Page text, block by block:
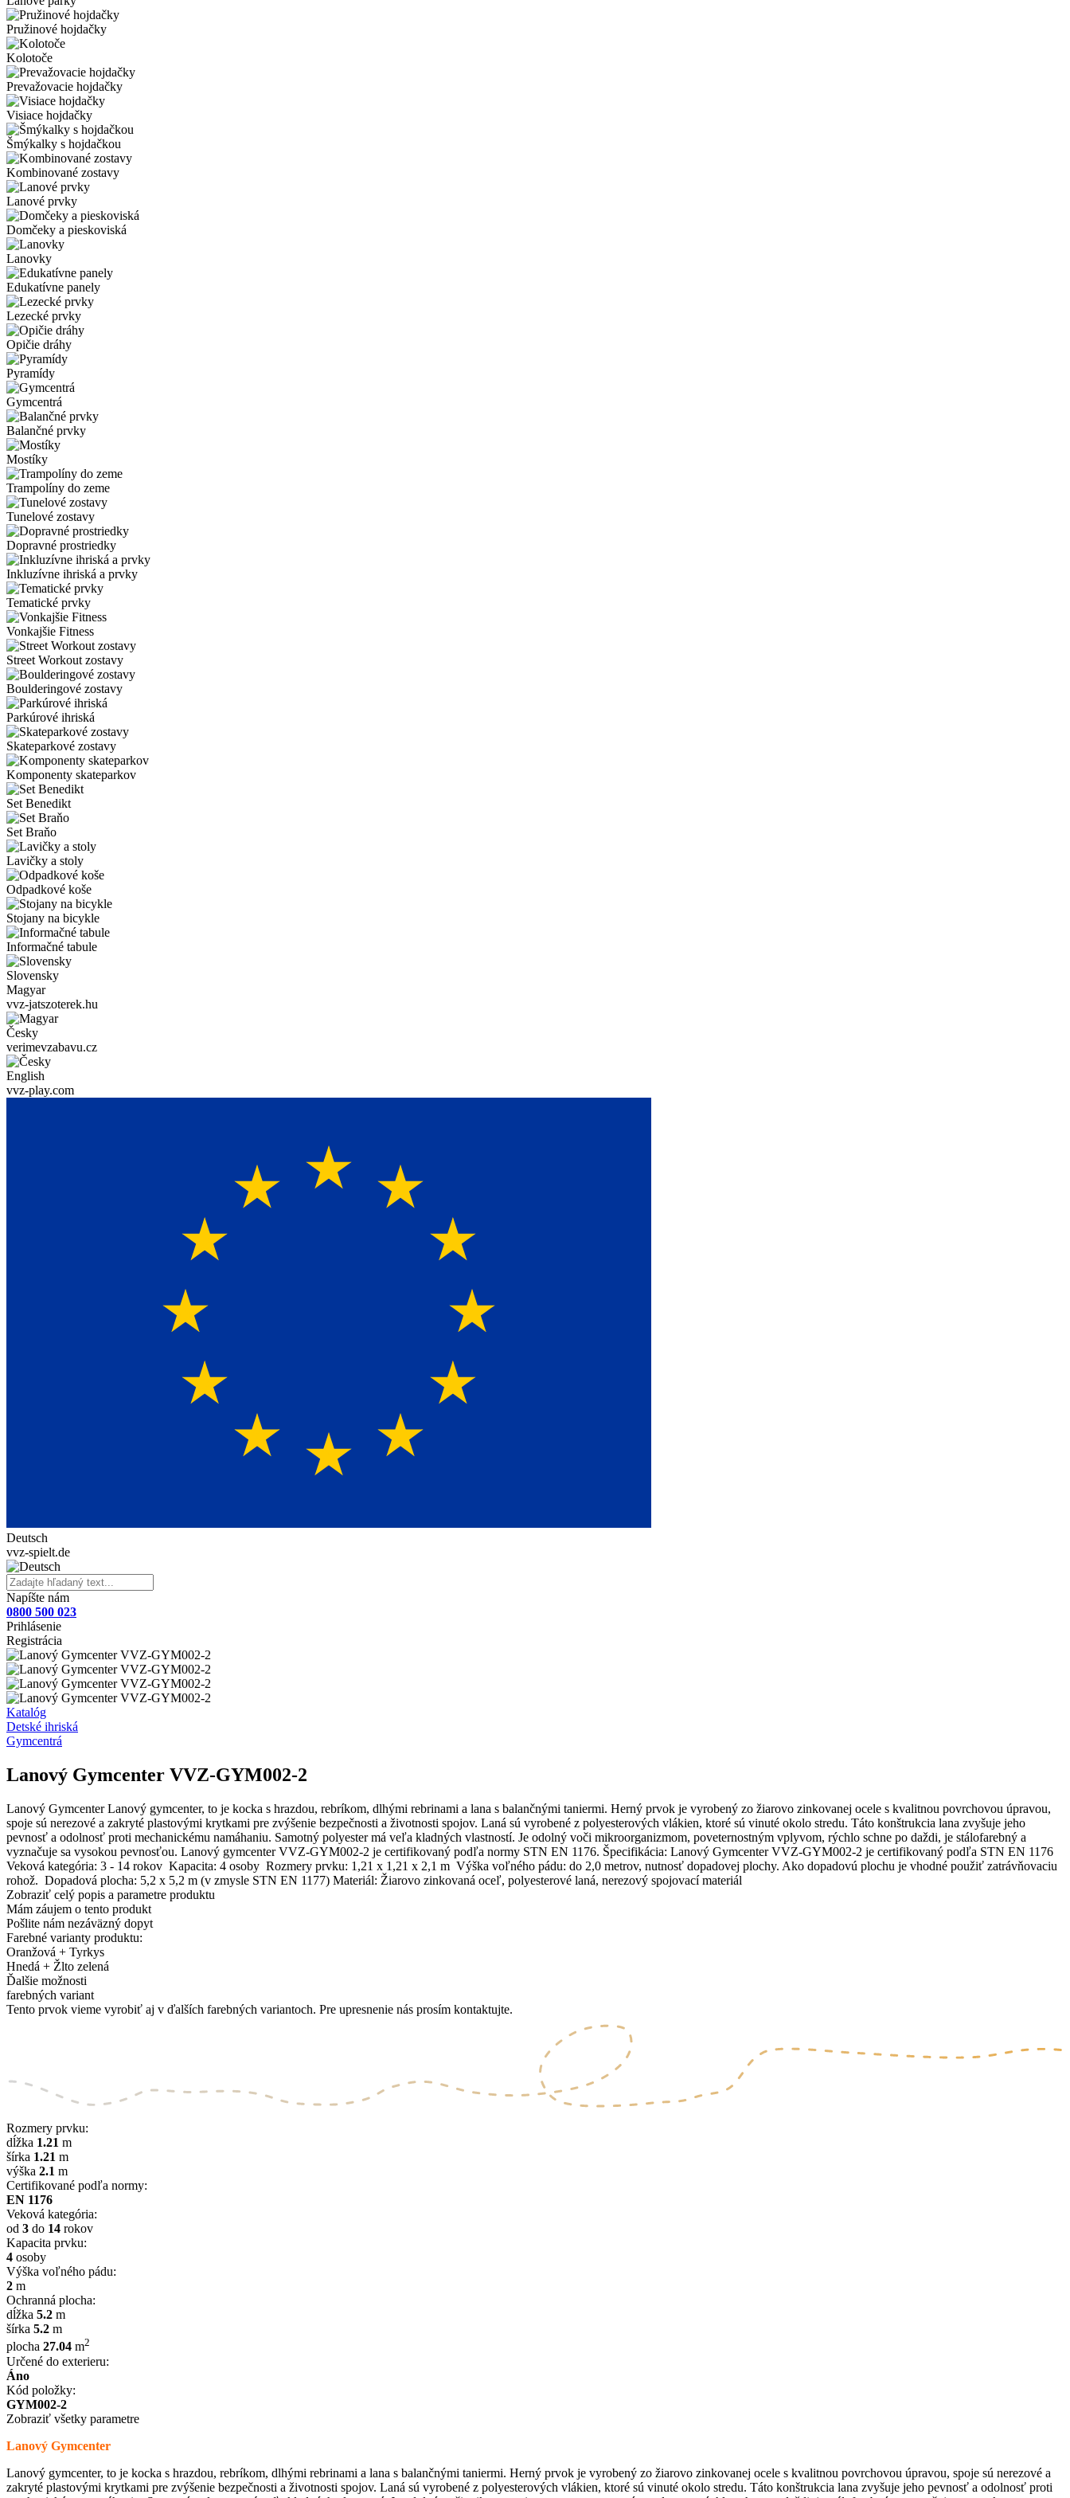
Pružinové hojdačky
Kolotoče
Prevažovacie hojdačky
Visiace hojdačky
Šmýkalky s hojdačkou
Kombinované zostavy
Lanové prvky
Domčeky a pieskoviská
Lanovky
Edukatívne panely
Lezecké prvky
Opičie dráhy
Pyramídy
Gymcentrá
Balančné prvky
Mostíky
Trampolíny do zeme
Tunelové zostavy
Dopravné prostriedky
Inkluzívne ihriská a prvky
Tematické prvky
Vonkajšie Fitness
Street Workout zostavy
Boulderingové zostavy
Parkúrové ihriská
Skateparkové zostavy
Komponenty skateparkov
Set Benedikt
Set Braňo
Lavičky a stoly
Odpadkové koše
Stojany na bicykle
Informačné tabule
Slovensky
Magyar
vvz-jatszoterek.hu
Česky
verimevzabavu.cz
English
vvz-play.com
Deutsch
vvz-spielt.de
Napíšte nám
0800 500 023
Prihlásenie
Registrácia
Katalóg
Detské ihriská
Gymcentrá
Lanový Gymcenter VVZ-GYM002-2
Lanový Gymcenter Lanový gymcenter, to je kocka s hrazdou, rebríkom, dlhými rebrinami a lana s balančnými taniermi. Herný prvok je vyrobený zo žiarovo zinkovanej ocele s kvalitnou povrchovou úpravou,
spoje sú nerezové a zakryté plastovými krytkami pre zvýšenie bezpečnosti a životnosti spojov. Laná sú vyrobené z polyesterových vlákien, ktoré sú vinuté okolo stredu. Táto konštrukcia lana zvyšuje jeho
pevnosť a odolnosť proti mechanickému namáhaniu. Samotný polyester má veľa kladných vlastností. Je odolný voči mikroorganizmom, poveternostným vplyvom, rýchlo schne po daždi, je stálofarebný a
vyznačuje sa vysokou pevnosťou. Lanový gymcenter VVZ-GYM002-2 je certifikovaný podľa normy STN EN 1176. Špecifikácia: Lanový Gymcenter VVZ-GYM002-2 je certifikovaný podľa STN EN 1176
Veková kategória: 3 - 14 rokov Kapacita: 4 osoby Rozmery prvku: 1,21 x 1,21 x 2,1 m Výška voľného pádu: do 2,0 metrov, nutnosť dopadovej plochy. Ako dopadovú plochu je vhodné použiť zatrávňovaciu
rohož. Dopadová plocha: 5,2 x 5,2 m (v zmysle STN EN 1177) Materiál: Žiarovo zinkovaná oceľ, polyesterové laná, nerezový spojovací materiál
Zobraziť celý popis a parametre produktu
Mám záujem o tento produkt
Pošlite nám nezáväzný dopyt
Farebné varianty produktu:
Oranžová + Tyrkys
Hnedá + Žlto zelená
Ďalšie možnosti
farebných variant
Tento prvok vieme vyrobiť aj v ďalších farebných variantoch. Pre upresnenie nás prosím kontaktujte.
Rozmery prvku:
dĺžka 1.21 m
šírka 1.21 m
výška 2.1 m
Certifikované podľa normy:
EN 1176
Veková kategória:
od 3 do 14 rokov
Kapacita prvku:
4 osoby
Výška voľného pádu:
2 m
Ochranná plocha:
dĺžka 5.2 m
šírka 5.2 m
plocha 27.04 m2
Určené do exterieru:
Áno
Kód položky:
GYM002-2
Zobraziť všetky parametre
Lanový Gymcenter
Lanový gymcenter, to je kocka s hrazdou, rebríkom, dlhými rebrinami a lana s balančnými taniermi. Herný prvok je vyrobený zo žiarovo zinkovanej ocele s kvalitnou povrchovou úpravou, spoje sú nerezové a
zakryté plastovými krytkami pre zvýšenie bezpečnosti a životnosti spojov. Laná sú vyrobené z polyesterových vlákien, ktoré sú vinuté okolo stredu. Táto konštrukcia lana zvyšuje jeho pevnosť a odolnosť proti